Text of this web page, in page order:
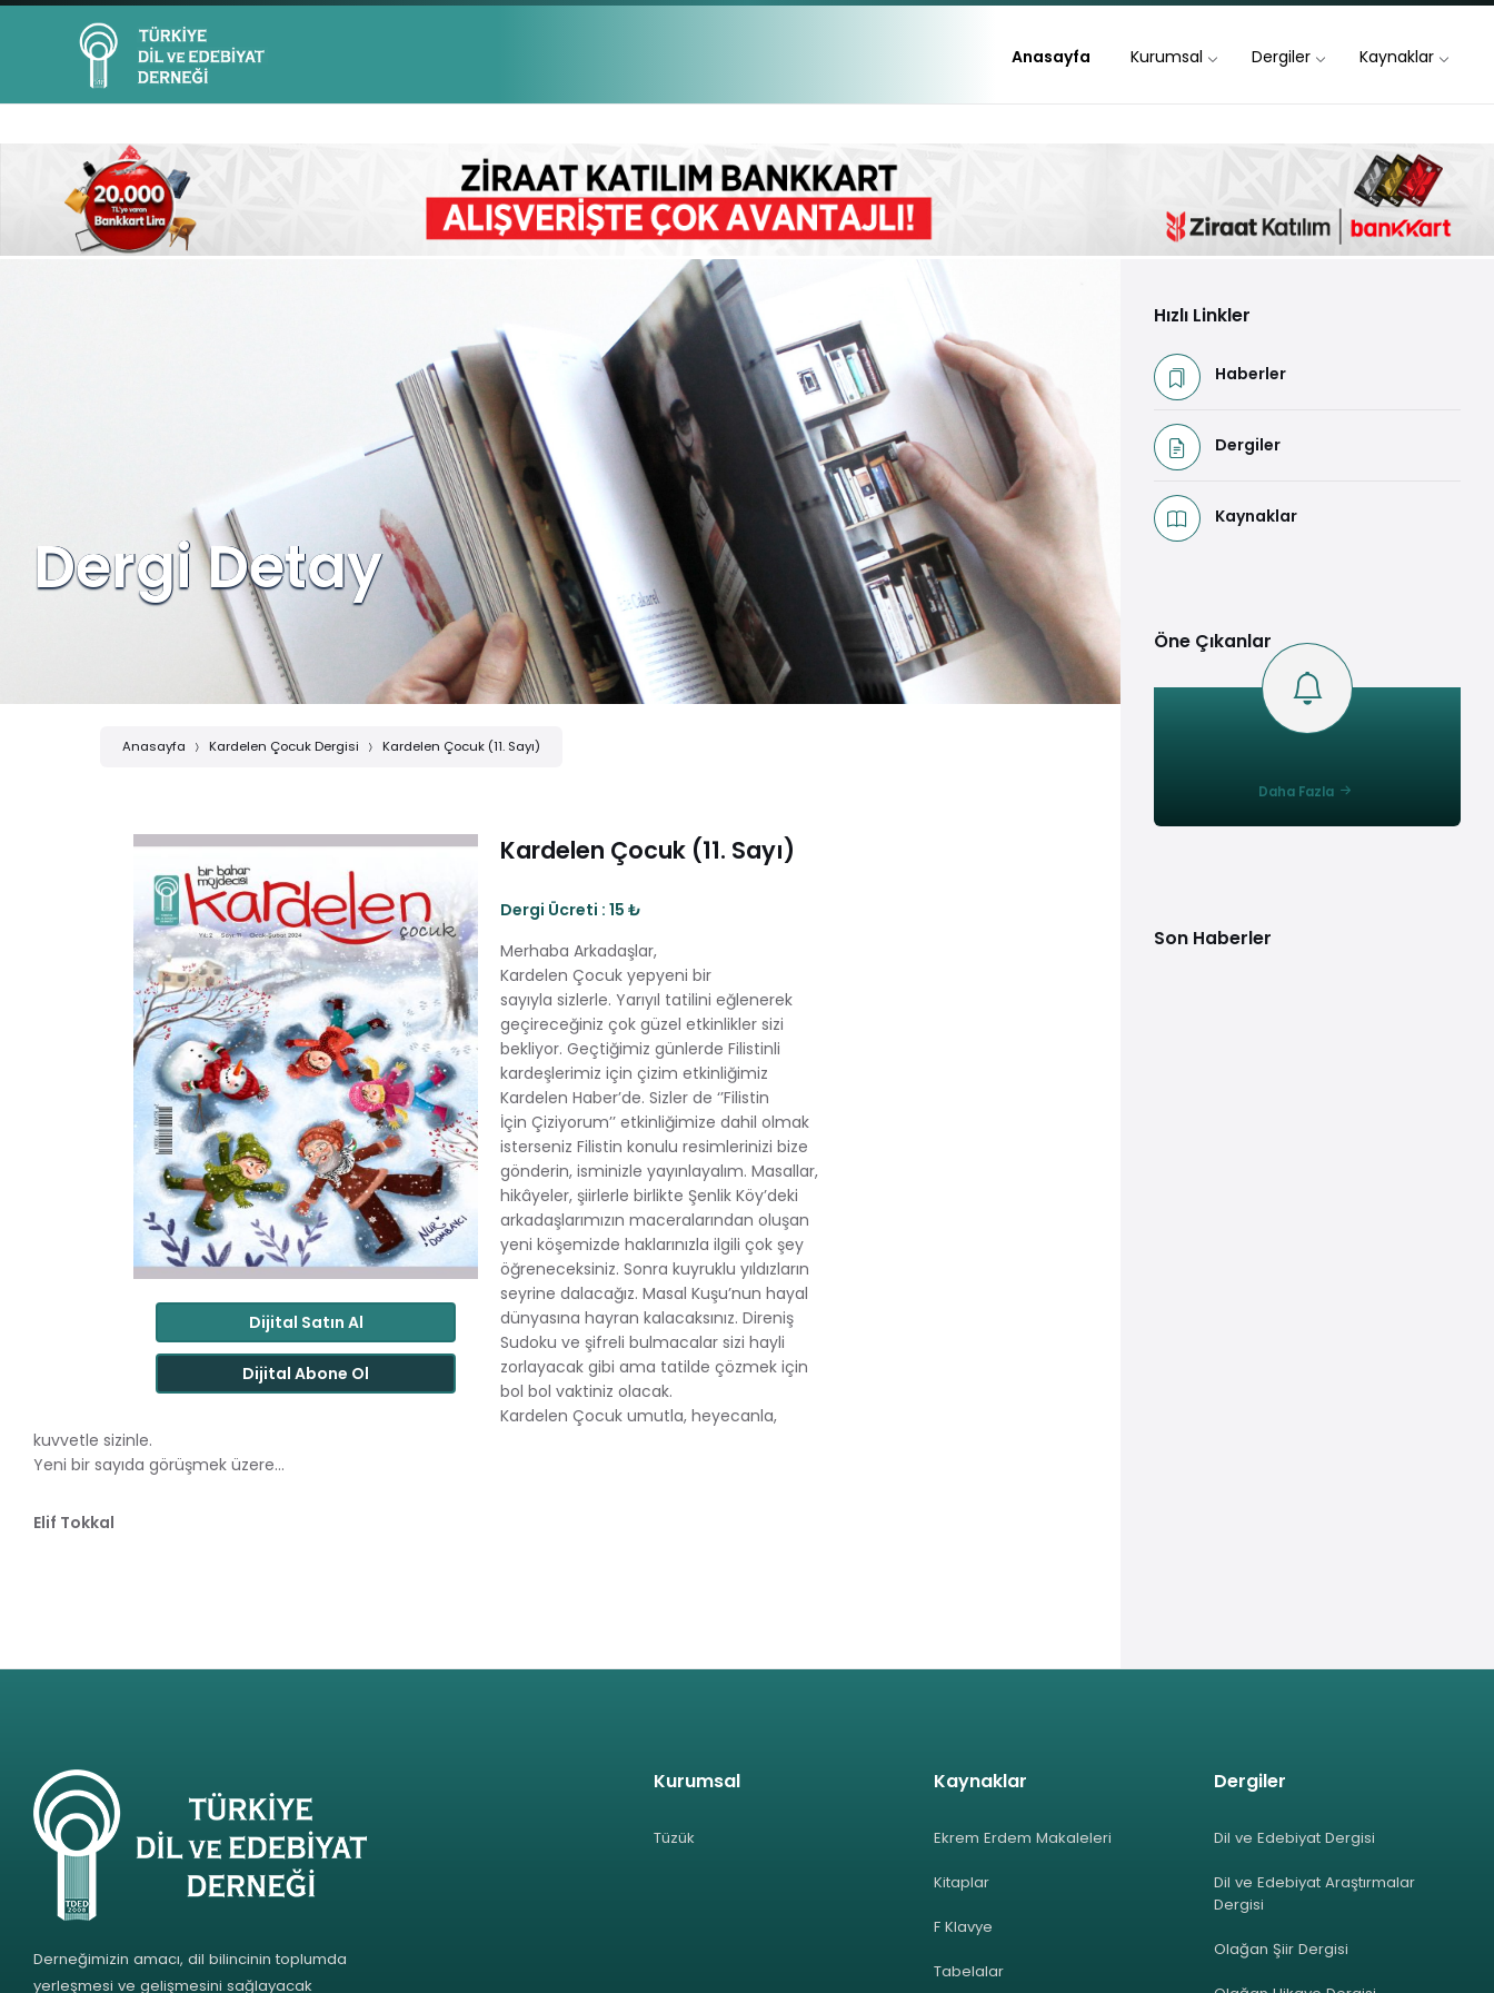
Anasayfa Kurumsal Dergiler Kaynaklar
Dergi Detay
Anasayfa Kardelen Çocuk Dergisi Kardelen Çocuk (11. Sayı)
Dijital Satın Al
Dijital Abone Ol
Kardelen Çocuk (11. Sayı)
Dergi Ücreti : 15 ₺
Merhaba Arkadaşlar,
Kardelen Çocuk yepyeni bir
sayıyla sizlerle. Yarıyıl tatilini eğlenerek
geçireceğiniz çok güzel etkinlikler sizi
bekliyor. Geçtiğimiz günlerde Filistinli
kardeşlerimiz için çizim etkinliğimiz
Kardelen Haber’de. Sizler de ‘’Filistin
İçin Çiziyorum’’ etkinliğimize dahil olmak
isterseniz Filistin konulu resimlerinizi bize
gönderin, isminizle yayınlayalım. Masallar,
hikâyeler, şiirlerle birlikte Şenlik Köy’deki
arkadaşlarımızın maceralarından oluşan
yeni köşemizde haklarınızla ilgili çok şey
öğreneceksiniz. Sonra kuyruklu yıldızların
seyrine dalacağız. Masal Kuşu’nun hayal
dünyasına hayran kalacaksınız. Direniş
Sudoku ve şifreli bulmacalar sizi hayli
zorlayacak gibi ama tatilde çözmek için
bol bol vaktiniz olacak.
Kardelen Çocuk umutla, heyecanla,
kuvvetle sizinle.
Yeni bir sayıda görüşmek üzere…
Elif Tokkal
Hızlı Linkler
Haberler
Dergiler
Kaynaklar
Öne Çıkanlar
Daha Fazla
Son Haberler
Derneğimizin amacı, dil bilincinin toplumda
yerleşmesi ve gelişmesini sağlayacak
Kurumsal
Tüzük
Kaynaklar
Ekrem Erdem Makaleleri
Kitaplar
F Klavye
Tabelalar
Dergiler
Dil ve Edebiyat Dergisi
Dil ve Edebiyat Araştırmalar
Dergisi
Olağan Şiir Dergisi